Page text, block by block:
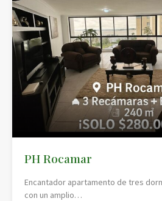
PH Rocamar
Encantador apartamento de tres
con un amplio…